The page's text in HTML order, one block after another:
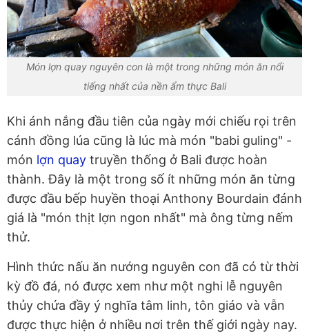
Món lợn quay nguyên con là một trong những món ăn nổi
tiếng nhất của nền ẩm thực Bali
Khi ánh nắng đầu tiên của ngày mới chiếu rọi trên
cánh đồng lúa cũng là lúc mà món "babi guling" -
món lợn quay truyền thống ở Bali được hoàn
thành. Đây là một trong số ít những món ăn từng
được đầu bếp huyền thoại Anthony Bourdain đánh
giá là "món thịt lợn ngon nhất" mà ông từng nếm
thử.
Hình thức nấu ăn nướng nguyên con đã có từ thời
kỳ đồ đá, nó được xem như một nghi lễ nguyên
thủy chứa đầy ý nghĩa tâm linh, tôn giáo và vẫn
được thực hiện ở nhiều nơi trên thế giới ngày nay.